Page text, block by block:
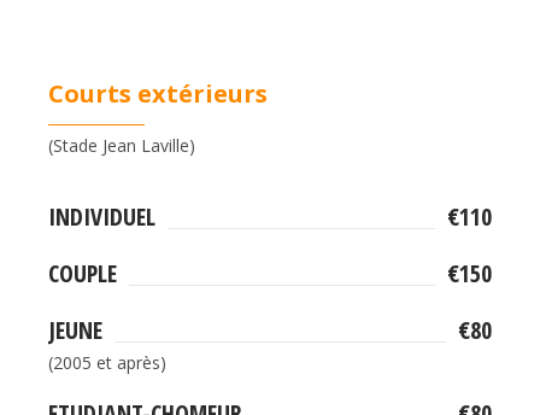
Courts extérieurs
(Stade Jean Laville)
INDIVIDUEL
€110
COUPLE
€150
JEUNE
€80
(2005 et après)